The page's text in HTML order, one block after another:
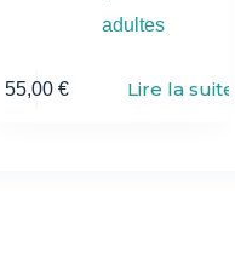
adultes
55,00€ Lire la suite